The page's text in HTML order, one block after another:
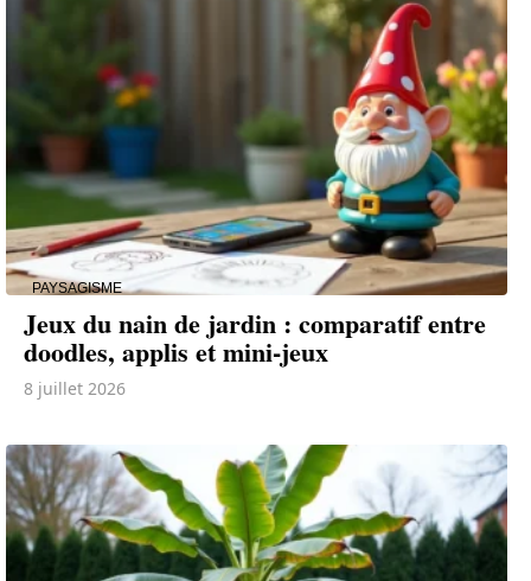
PAYSAGISME
Jeux du nain de jardin : comparatif entre
doodles, applis et mini-jeux
8 juillet 2026